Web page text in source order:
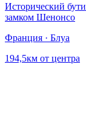
Исторический
замком Шенонсо
Франция · Блуа
194,5км от центра